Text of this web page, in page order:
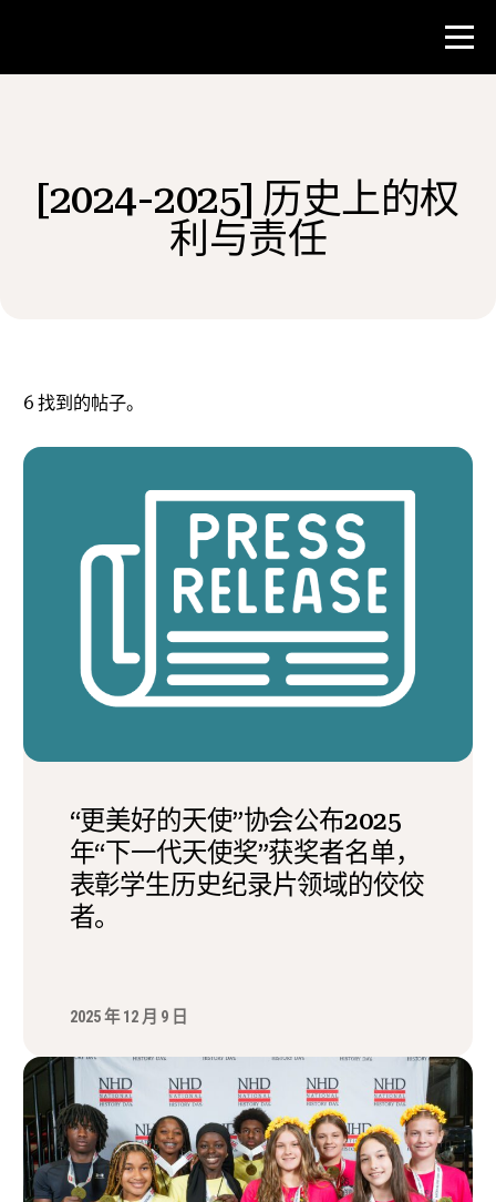
教师资源
参与其中
[2024-2025] 历史上的权
利与责任
6 找到的帖子。
“更美好的天使”协会公布2025
年“下一代天使奖”获奖者名单，
表彰学生历史纪录片领域的佼佼
者。
2025 年 12 月 9 日